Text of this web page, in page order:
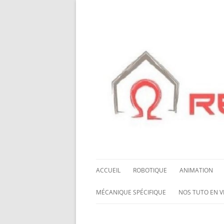
ACCUEIL ROBOTIQUE
NOS ROBOTS
ANIMATION
HALLOWING M0
MÉCANIQUE SPÉCIFIQUE NOS TUTO EN